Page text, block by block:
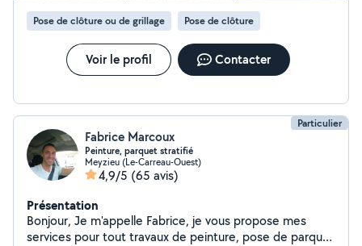
Pose de clôture ou de grillage Pose de clôture
Voir le profil Contacter
Particulier
Fabrice Marcoux
Peinture, parquet stratifié
Meyzieu (Le-Carreau-Ouest)
4,9/5 (65 avis)
Présentation
Bonjour, Je m'appelle Fabrice, je vous propose mes
services pour tout travaux de peinture, pose de parquet